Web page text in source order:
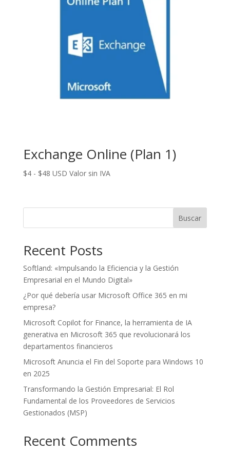
Exchange Online (Plan 1)
$4 - $48Rango
desde
USD Valor sin IVA
Buscar
Recent Posts
Softland: «Impulsando la Eficiencia y la Gestión
Empresarial en el Mundo Digital»
¿Por qué debería usar Microsoft Office 365 en mi
empresa?
Microsoft Copilot for Finance, la herramienta de IA
generativa en Microsoft 365 que revolucionará los
departamentos financieros
Microsoft Anuncia el Fin del Soporte para Windows 10
en 2025
Transformando la Gestión Empresarial: El Rol
Fundamental de los Proveedores de Servicios
Gestionados (MSP)
Recent Comments